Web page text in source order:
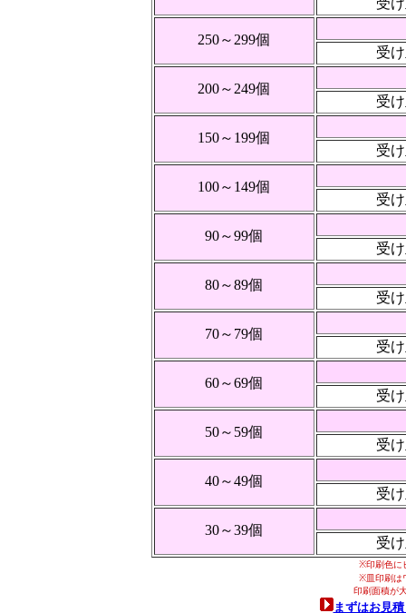
受
250～299個
受
200～249個
受
150～199個
受
100～149個
受
90～99個
受
80～89個
受
70～79個
受
60～69個
受
50～59個
受
40～49個
受
30～39個
受
※印刷色に
※皿印刷は
印刷面積が
まずはお見